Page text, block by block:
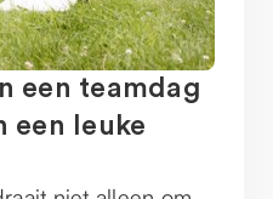
een teamdag
een leuke